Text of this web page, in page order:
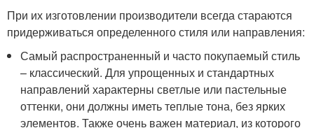
При их изготовлении производители всегда стараются
придерживаться определенного стиля или направления:
Самый распространенный и часто покупаемый стиль
– классический. Для упрощенных и стандартных
направлений характерны светлые или пастельные
оттенки, они должны иметь теплые тона, без ярких
элементов. Также очень важен материал, из которого